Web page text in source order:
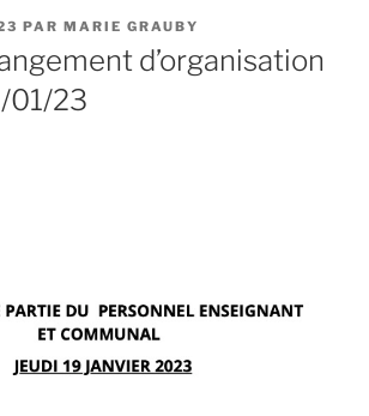
PAR MARIE GRAUBY
d’organisation
01/23